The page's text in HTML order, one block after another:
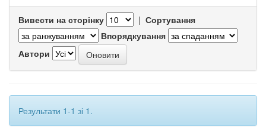
Вивести на сторінку | Сортування
Впорядкування
Автори
Результати 1-1 зі 1.